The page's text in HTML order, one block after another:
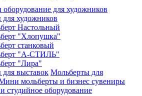
для художников
художников
Настольный
"Хлопушка"
станковый
"А-СТИЛЬ"
"Лира"
выставок Мольберты для
мольберты и бизнес сувениры
студийное оборудование